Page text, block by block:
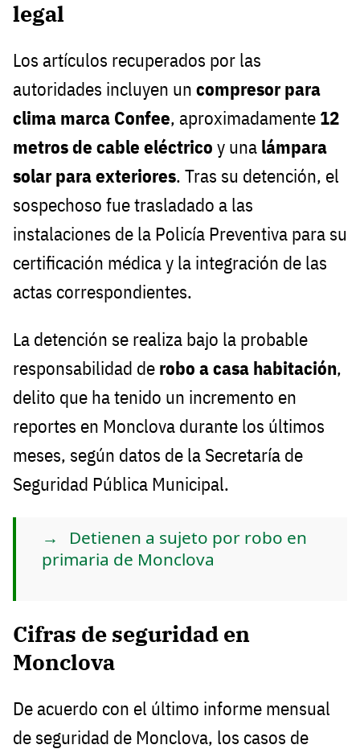
legal
Los artículos recuperados por las
autoridades incluyen un compresor para
clima marca Confee, aproximadamente 12
metros de cable eléctrico y una lámpara
solar para exteriores. Tras su detención, el
sospechoso fue trasladado a las
instalaciones de la Policía Preventiva para su
certificación médica y la integración de las
actas correspondientes.
La detención se realiza bajo la probable
responsabilidad de robo a casa habitación,
delito que ha tenido un incremento en
reportes en Monclova durante los últimos
meses, según datos de la Secretaría de
Seguridad Pública Municipal.
Detienen a sujeto por robo en
primaria de Monclova
Cifras de seguridad en
Monclova
De acuerdo con el último informe mensual
de seguridad de Monclova, los casos de